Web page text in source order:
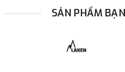
SẢN PHẨM